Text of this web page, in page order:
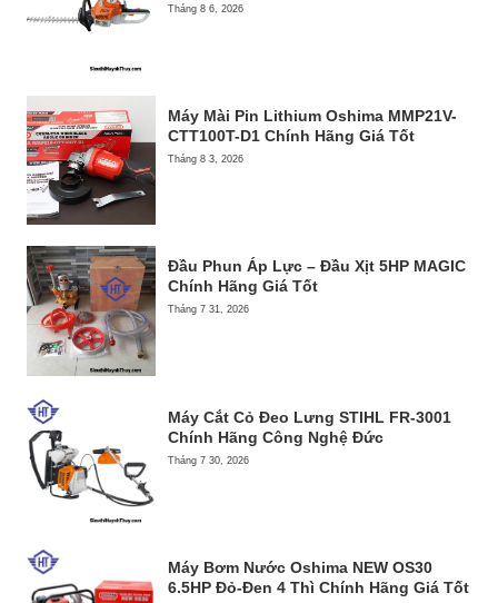
Tháng 8 6, 2026
Máy Mài Pin Lithium Oshima MMP21V-
CTT100T-D1 Chính Hãng Giá Tốt
Tháng 8 3, 2026
Đầu Phun Áp Lực – Đầu Xịt 5HP MAGIC
Chính Hãng Giá Tốt
Tháng 7 31, 2026
Máy Cắt Cỏ Đeo Lưng STIHL FR-3001
Chính Hãng Công Nghệ Đức
Tháng 7 30, 2026
Máy Bơm Nước Oshima NEW OS30
6.5HP Đỏ-Đen 4 Thì Chính Hãng Giá Tốt